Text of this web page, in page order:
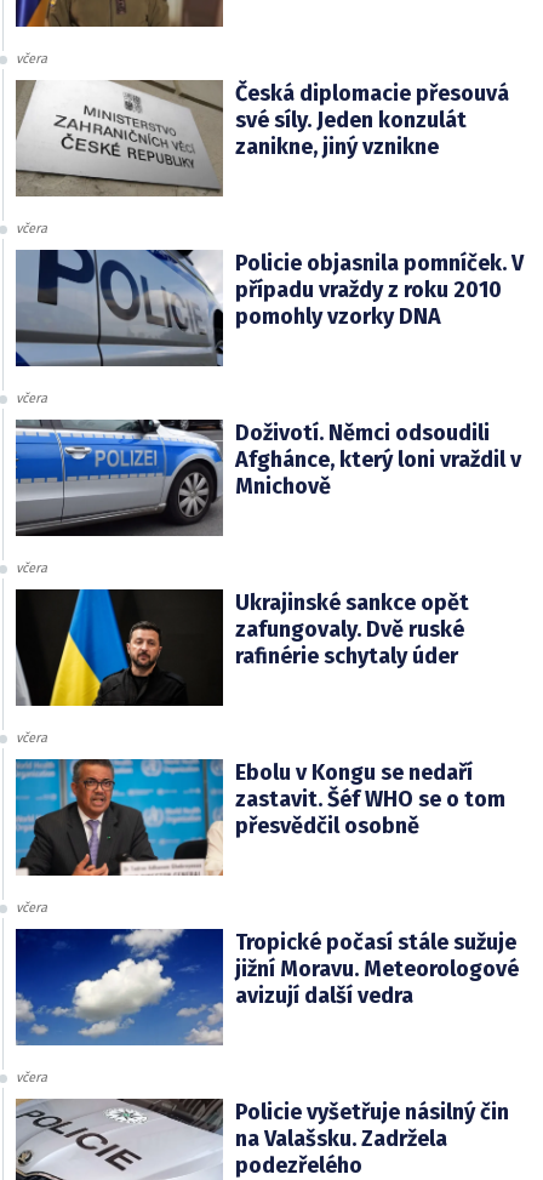
včera
Česká diplomacie přesouvá
své síly. Jeden konzulát
zanikne, jiný vznikne
včera
Policie objasnila pomníček. V
případu vraždy z roku 2010
pomohly vzorky DNA
včera
Doživotí. Němci odsoudili
Afghánce, který loni vraždil v
Mnichově
včera
Ukrajinské sankce opět
zafungovaly. Dvě ruské
rafinérie schytaly úder
včera
Ebolu v Kongu se nedaří
zastavit. Šéf WHO se o tom
přesvědčil osobně
včera
Tropické počasí stále sužuje
jižní Moravu. Meteorologové
avizují další vedra
včera
Policie vyšetřuje násilný čin
na Valašsku. Zadržela
podezřelého